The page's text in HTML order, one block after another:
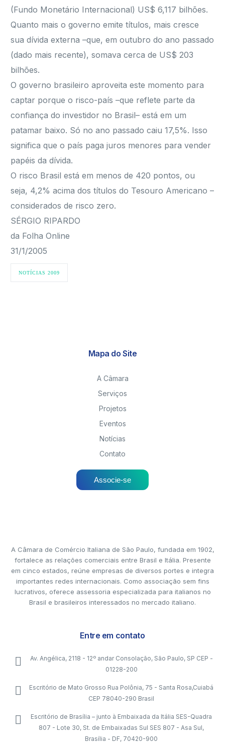
(Fundo Monetário Internacional) US$ 6,117 bilhões.
Quanto mais o governo emite títulos, mais cresce
sua dívida externa –que, em outubro do ano passado
(dado mais recente), somava cerca de US$ 203
bilhões.
O governo brasileiro aproveita este momento para
captar porque o risco-país –que reflete parte da
confiança do investidor no Brasil– está em um
patamar baixo. Só no ano passado caiu 17,5%. Isso
significa que o país paga juros menores para vender
papéis da dívida.
O risco Brasil está em menos de 420 pontos, ou
seja, 4,2% acima dos títulos do Tesouro Americano –
considerados de risco zero.
SÉRGIO RIPARDO
da Folha Online
31/1/2005
NOTÍCIAS 2009
Mapa do Site
A Câmara
Serviços
Projetos
Eventos
Notícias
Contato
Associe-se
A Câmara de Comércio Italiana de São Paulo, fundada em 1902,
fortalece as relações comerciais entre Brasil e Itália. Presente
em cinco estados, reúne empresas de diversos portes e integra
importantes redes internacionais. Como associação sem fins
lucrativos, oferece assessoria especializada para italianos no
Brasil e brasileiros interessados no mercado italiano.
Entre em contato
Av. Angélica, 2118 - 12º andar Consolação, São Paulo, SP CEP -
01228-200
Escritório de Mato Grosso Rua Polônia, 75 - Santa Rosa,Cuiabá
CEP 78040-290 Brasil
Escritório de Brasília – junto à Embaixada da Itália SES-Quadra
807 - Lote 30, St. de Embaixadas Sul SES 807 - Asa Sul,
Brasília - DF, 70420-900